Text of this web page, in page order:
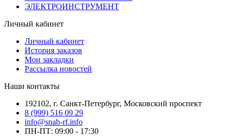
ЭЛЕКТРОИНСТРУМЕНТ
Личный кабинет
Личный кабинет
История заказов
Мои закладки
Рассылка новостей
Наши контакты
192102, г. Санкт-Петербург, Московский проспект
8 (999) 516 09 29
info@snab-rf.info
ПН-ПТ: 09:00 - 17:30